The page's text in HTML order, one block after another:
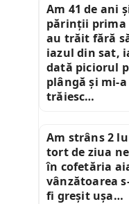
Am 41 de ani
părinții prima
au trăit fără
iazul din sat,
dată piciorul
plângă și mi-
trăiesc…
Am strâns 2
tort de ziua
în cofetăria
vânzătoarea
fi greșit ușa…